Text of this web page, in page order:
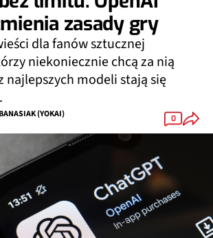
zasady gry
dla fanów sztucznej
niekoniecznie chcą za nią
najlepszych modeli stają się
(YOKAI)
0